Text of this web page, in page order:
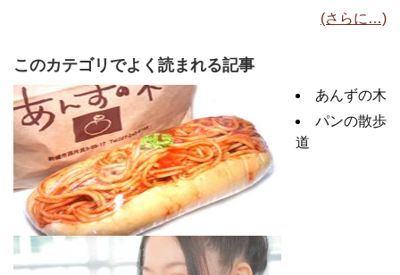
(さらに…)
このカテゴリでよく読まれる記事
あんずの木
パンの散歩
道